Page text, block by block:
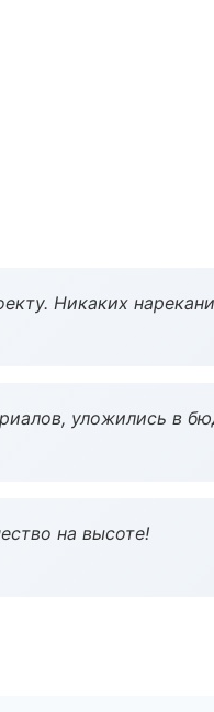
Никаких
уложились в
на высоте!